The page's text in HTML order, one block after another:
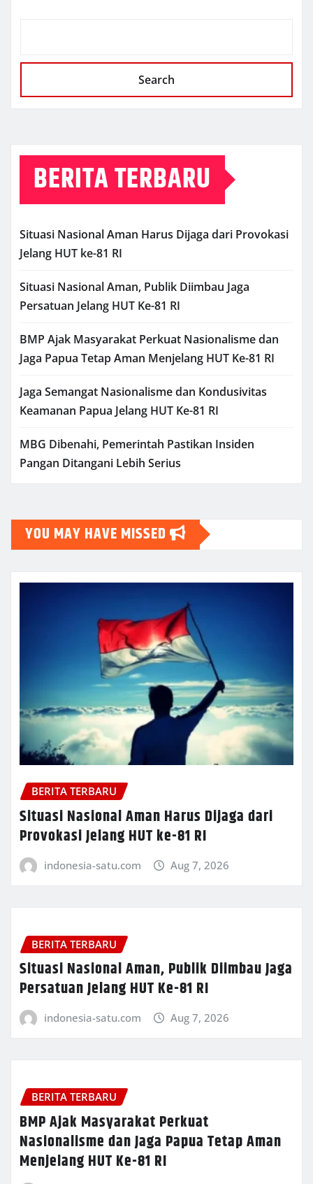
Search
BERITA TERBARU
Situasi Nasional Aman Harus Dijaga dari Provokasi
Jelang HUT ke-81 RI
Situasi Nasional Aman, Publik Diimbau Jaga
Persatuan Jelang HUT Ke-81 RI
BMP Ajak Masyarakat Perkuat Nasionalisme dan
Jaga Papua Tetap Aman Menjelang HUT Ke-81 RI
Jaga Semangat Nasionalisme dan Kondusivitas
Keamanan Papua Jelang HUT Ke-81 RI
MBG Dibenahi, Pemerintah Pastikan Insiden
Pangan Ditangani Lebih Serius
YOU MAY HAVE MISSED
BERITA TERBARU
Situasi Nasional Aman Harus Dijaga dari
Provokasi Jelang HUT ke-81 RI
indonesia-satu.com Aug 7, 2026
BERITA TERBARU
Situasi Nasional Aman, Publik Diimbau Jaga
Persatuan Jelang HUT Ke-81 RI
indonesia-satu.com Aug 7, 2026
BERITA TERBARU
BMP Ajak Masyarakat Perkuat
Nasionalisme dan Jaga Papua Tetap Aman
Menjelang HUT Ke-81 RI